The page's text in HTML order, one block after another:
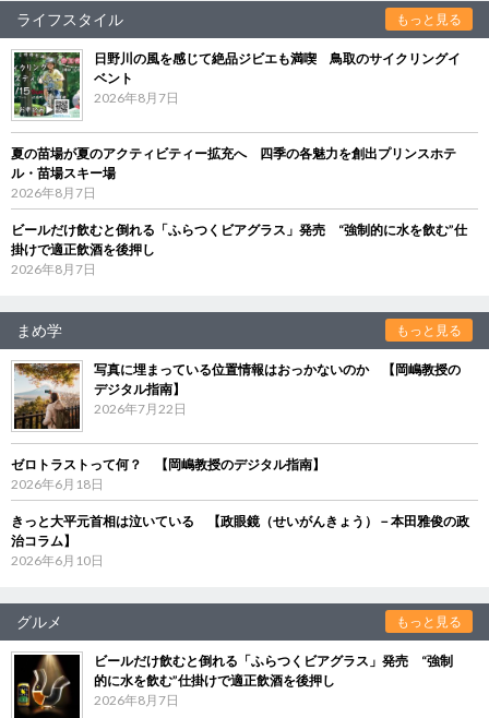
ライフスタイル もっと見る
日野川の風を感じて絶品ジビエも満喫 鳥取のサイクリングイ
ベント
2026年8月7日
夏の苗場が夏のアクティビティー拡充へ 四季の各魅力を創出プリンスホテ
ル・苗場スキー場
2026年8月7日
ビールだけ飲むと倒れる「ふらつくビアグラス」発売 “強制的に水を飲む”仕
掛けで適正飲酒を後押し
2026年8月7日
まめ学 もっと見る
写真に埋まっている位置情報はおっかないのか 【岡嶋教授の
デジタル指南】
2026年7月22日
ゼロトラストって何？ 【岡嶋教授のデジタル指南】
2026年6月18日
きっと大平元首相は泣いている 【政眼鏡（せいがんきょう）－本田雅俊の政
治コラム】
2026年6月10日
グルメ もっと見る
ビールだけ飲むと倒れる「ふらつくビアグラス」発売 “強制
的に水を飲む”仕掛けで適正飲酒を後押し
2026年8月7日